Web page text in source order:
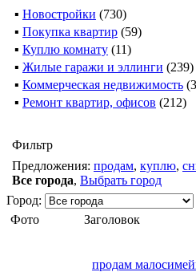
▪ Новостройки (730)
▪ Покупка квартир (59)
▪ Куплю комнату (11)
▪ Жилые гаражи и эллинги (239)
▪ Коммерческая недвижимость
▪ Ремонт квартир, офисов (212)
Фильтр
Предложения: продам, куплю,
Все города, Выбрать город
Город:
Фото
Заголовок
продам